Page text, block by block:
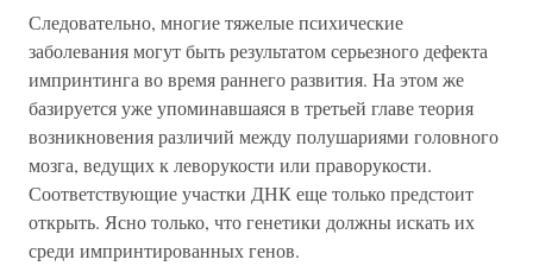
Следовательно, многие тяжелые психические
заболевания могут быть результатом серьезного дефекта
импринтинга во время раннего развития. На этом же
базируется уже упоминавшаяся в третьей главе теория
возникновения различий между полушариями головного
мозга, ведущих к леворукости или праворукости.
Соответствующие участки ДНК еще только предстоит
открыть. Ясно только, что генетики должны искать их
среди импринтированных генов.